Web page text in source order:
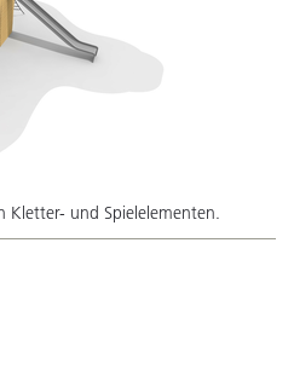
Kletter- und Spielelementen.